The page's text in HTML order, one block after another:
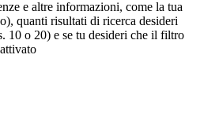
e altre informazioni, come la tua
quanti risultati di ricerca desideri
10 o 20) e se tu desideri che il filtro